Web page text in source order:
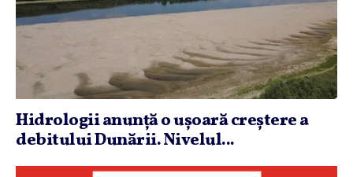
Hidrologii anunţă o uşoară creştere a
debitului Dunării. Nivelul...